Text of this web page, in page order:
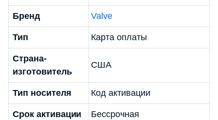
Бренд Valve
Тип Карта оплаты
Страна-
изготовитель
США
Тип носителя Код активации
Срок активации Бессрочная